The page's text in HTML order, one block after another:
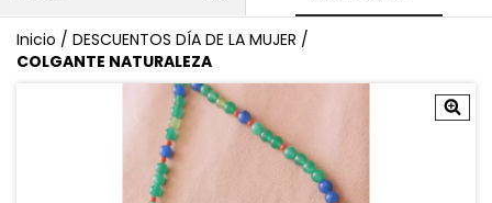
Inicio / DESCUENTOS DÍA DE LA MUJER /
COLGANTE NATURALEZA